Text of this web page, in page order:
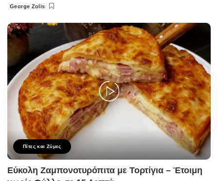
Posted
George Zolis
Πίτες και Ζύμες
Εύκολη Ζαμπονοτυρόπιτα με Τορτίγια – Έτοιμη